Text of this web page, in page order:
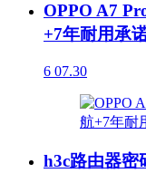
OPPO A7
+7年耐用承
6 07.30
h3c路由器密